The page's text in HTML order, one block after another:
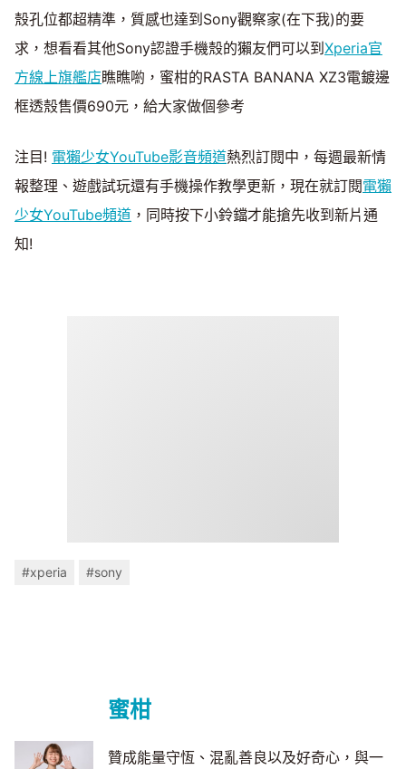
殼孔位都超精準，質感也達到Sony觀察家(在下我)的要
求，想看看其他Sony認證手機殼的獺友們可以到Xperia官
方線上旗艦店瞧瞧喲，蜜柑的RASTA BANANA XZ3電鍍邊
框透殼售價690元，給大家做個參考
注目! 電獺少女YouTube影音頻道熱烈訂閱中，每週最新情
報整理、遊戲試玩還有手機操作教學更新，現在就訂閱電獺
少女YouTube頻道 ，同時按下小鈴鐺才能搶先收到新片通
知!
#xperia #sony
蜜柑
贊成能量守恆、混亂善良以及好奇心，與一